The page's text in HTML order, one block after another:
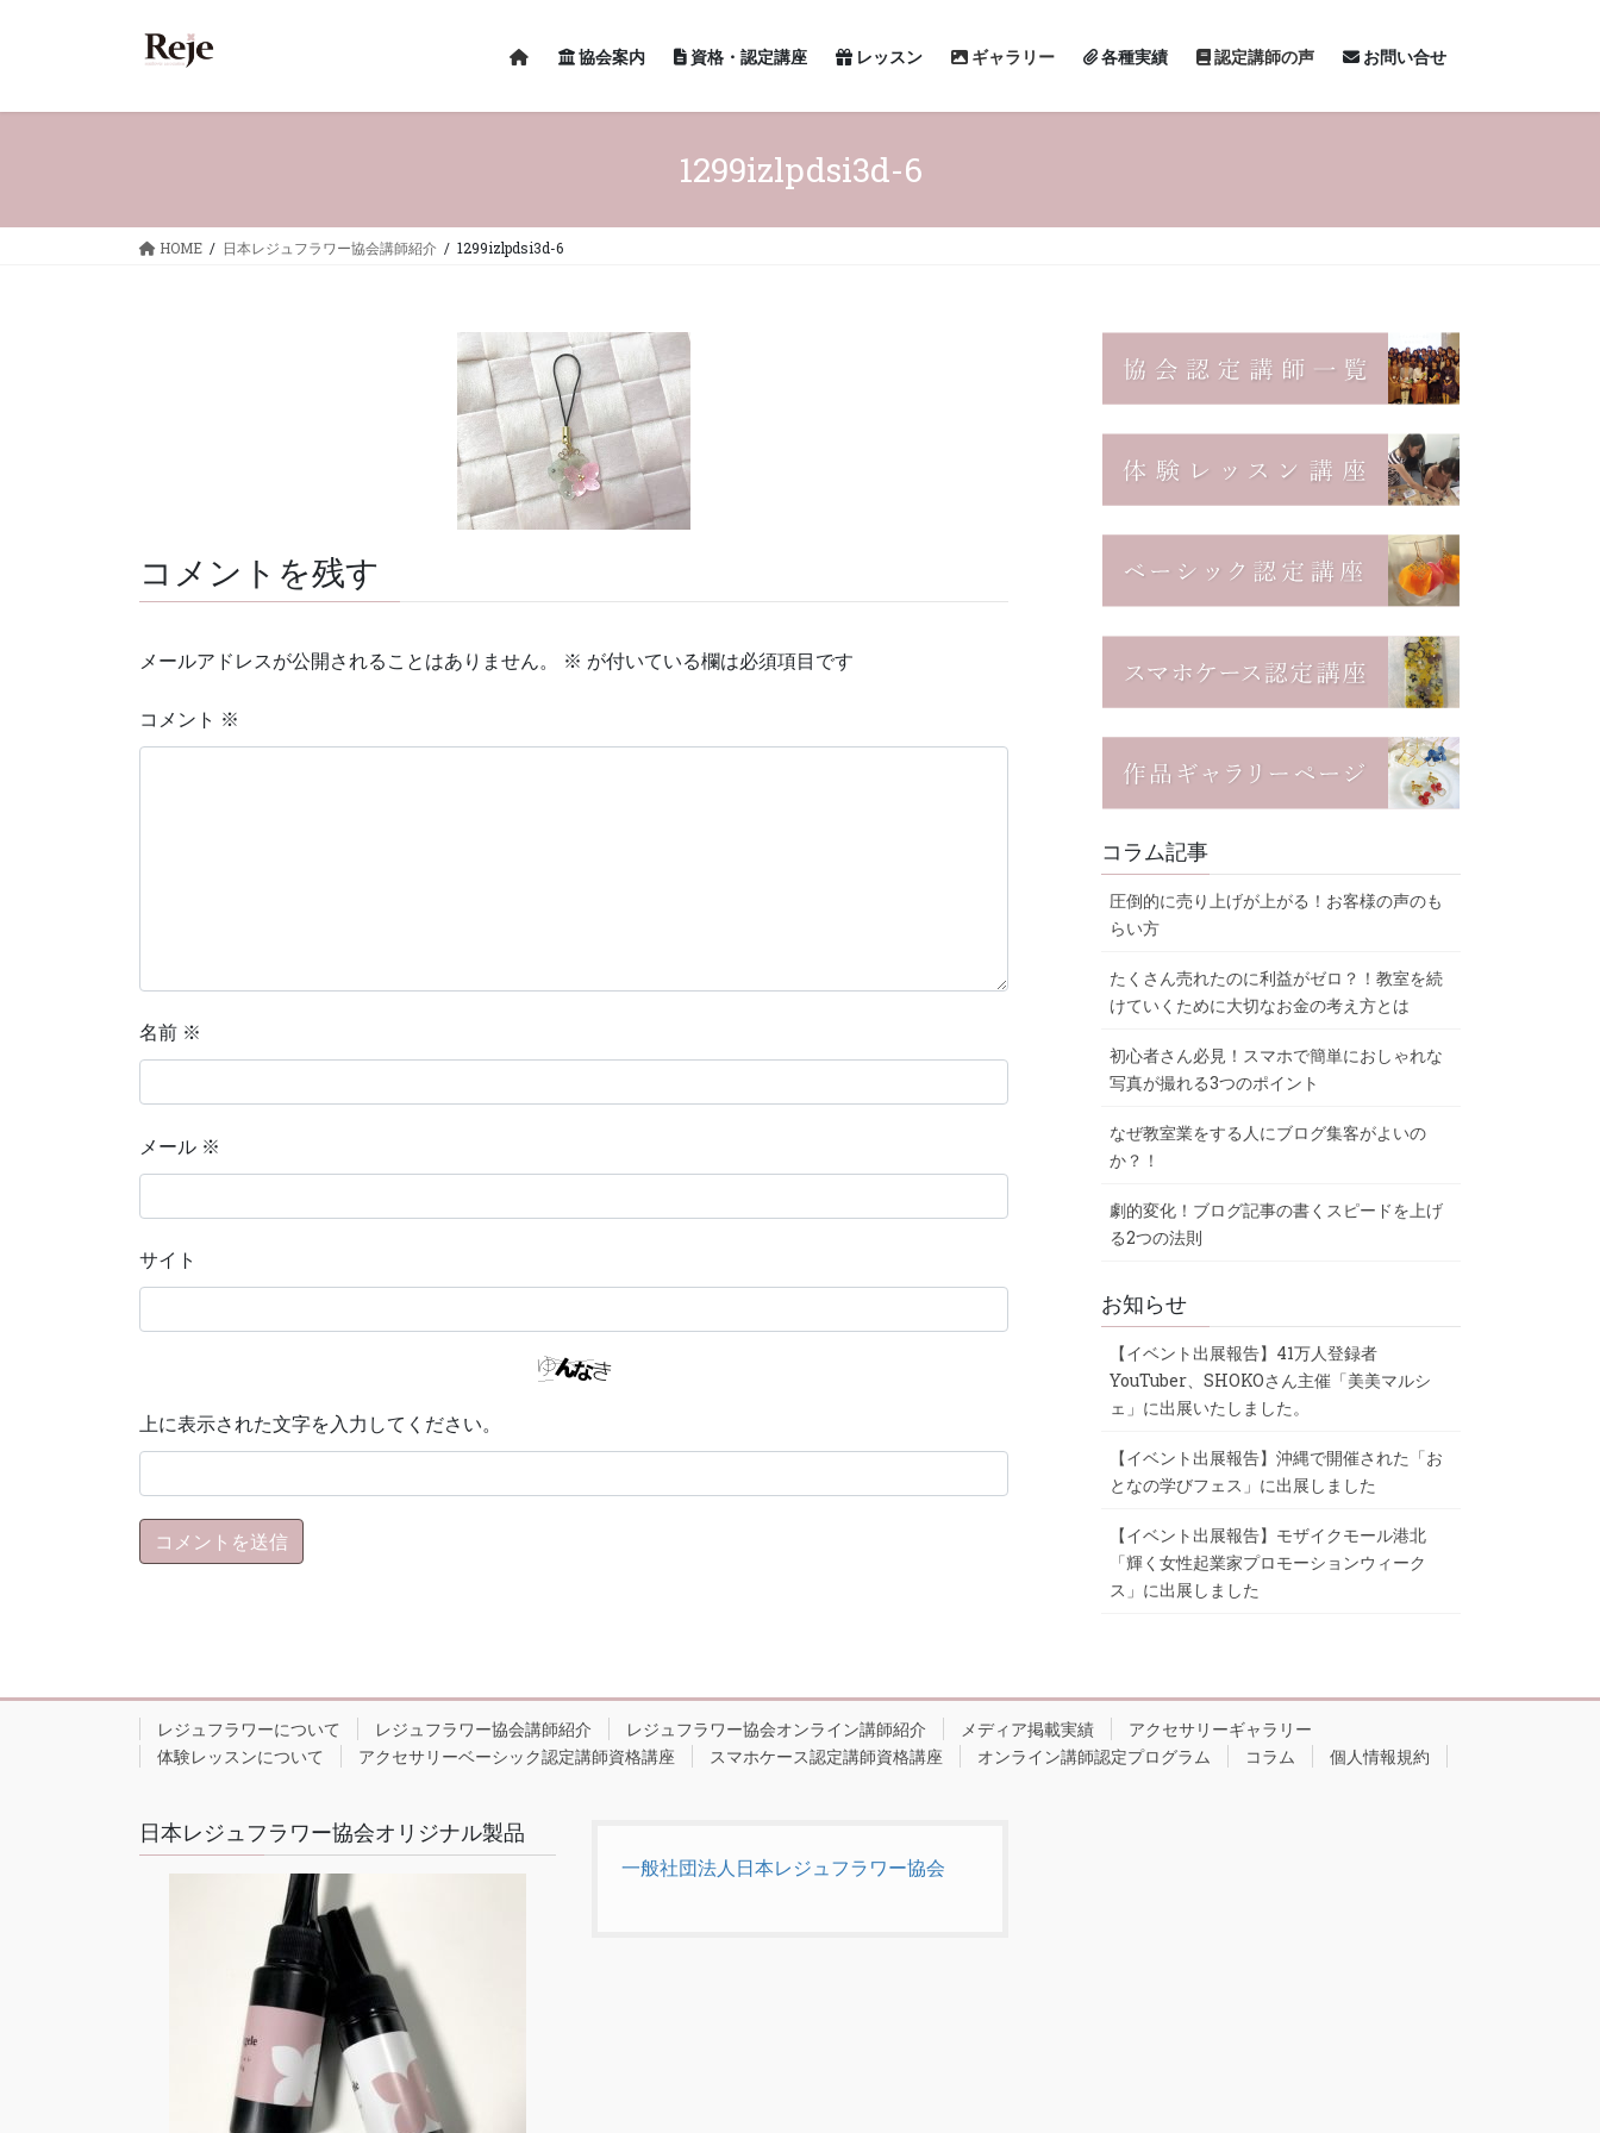
協会案内 資格・認定講座 レッスン ギャラリー 各種実績 認定講師の声 お問い合せ
1299izlpdsi3d-6
HOME 日本レジュフラワー協会講師紹介 1299izlpdsi3d-6
コメントを残す
メールアドレスが公開されることはありません。 ※ が付いている欄は必須項目です
コメント ※
名前 ※
メール ※
サイト
上に表示された文字を入力してください。
コラム記事
圧倒的に売り上げが上がる！お客様の声のも
らい方
たくさん売れたのに利益がゼロ？！教室を続
けていくために大切なお金の考え方とは
初心者さん必見！スマホで簡単におしゃれな
写真が撮れる3つのポイント
なぜ教室業をする人にブログ集客がよいの
か？！
劇的変化！ブログ記事の書くスピードを上げ
る2つの法則
お知らせ
【イベント出展報告】41万人登録者
YouTuber、SHOKOさん主催「美美マルシ
ェ」に出展いたしました。
【イベント出展報告】沖縄で開催された「お
となの学びフェス」に出展しました
【イベント出展報告】モザイクモール港北
「輝く女性起業家プロモーションウィーク
ス」に出展しました
レジュフラワーについて レジュフラワー協会講師紹介 レジュフラワー協会オンライン講師紹介 メディア掲載実績
アクセサリーギャラリー
体験レッスンについて
アクセサリーベーシック認定講師資格講座 スマホケース認定講師資格講座 オンライン講師認定プログラム コラム 個人情報規約
日本レジュフラワー協会オリジナル製品
一般社団法人日本レジュフラワー協会